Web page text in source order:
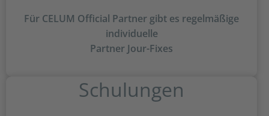
Für CELUM Official Partner gibt es regelmäßige
individuelle
Partner Jour-Fixes
Schulungen